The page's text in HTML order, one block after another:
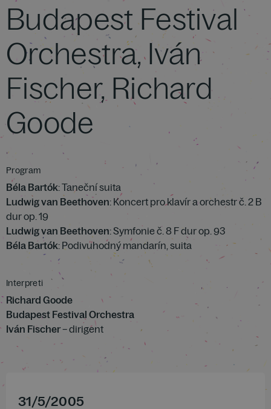
Budapest Festival
Orchestra, Iván
Fischer, Richard
Goode
Program
Béla Bartók: Taneční suita
Ludwig van Beethoven: Koncert pro klavír a orchestr č. 2 B
dur op. 19
Ludwig van Beethoven: Symfonie č. 8 F dur op. 93
Béla Bartók: Podivuhodný mandarín, suita
Interpreti
Richard Goode
Budapest Festival Orchestra
Iván Fischer– dirigent
31/5/2005